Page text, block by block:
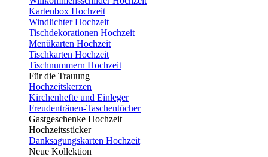
Kartenbox Hochzeit
Windlichter Hochzeit
Tischdekorationen Hochzeit
Menükarten Hochzeit
Tischkarten Hochzeit
Tischnummern Hochzeit
Für die Trauung
Hochzeitskerzen
Kirchenhefte und Einleger
Freudentränen-Taschentücher
Gastgeschenke Hochzeit
Hochzeitssticker
Danksagungskarten Hochzeit
Neue Kollektion